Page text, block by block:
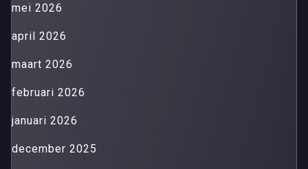
mei 2026
april 2026
maart 2026
februari 2026
januari 2026
december 2025